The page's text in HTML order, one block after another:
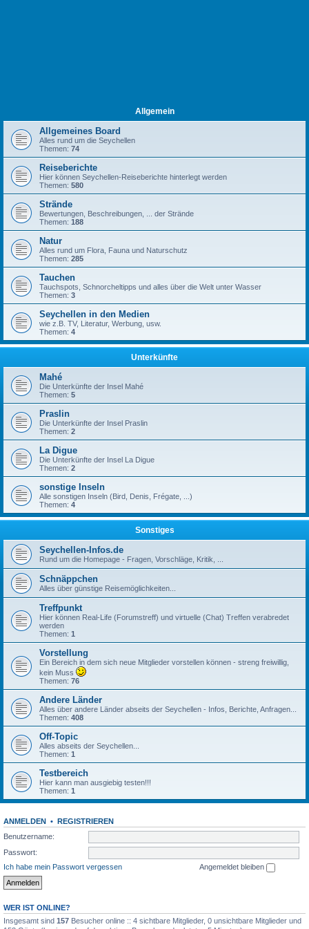
Allgemein
Allgemeines Board
Alles rund um die Seychellen
Themen: 74
Reiseberichte
Hier können Seychellen-Reiseberichte hinterlegt werden
Themen: 580
Strände
Bewertungen, Beschreibungen, ... der Strände
Themen: 188
Natur
Alles rund um Flora, Fauna und Naturschutz
Themen: 285
Tauchen
Tauchspots, Schnorcheltipps und alles über die Welt unter Wasser
Themen: 3
Seychellen in den Medien
wie z.B. TV, Literatur, Werbung, usw.
Themen: 4
Unterkünfte
Mahé
Die Unterkünfte der Insel Mahé
Themen: 5
Praslin
Die Unterkünfte der Insel Praslin
Themen: 2
La Digue
Die Unterkünfte der Insel La Digue
Themen: 2
sonstige Inseln
Alle sonstigen Inseln (Bird, Denis, Frégate, ...)
Themen: 4
Sonstiges
Seychellen-Infos.de
Rund um die Homepage - Fragen, Vorschläge, Kritik, ...
Schnäppchen
Alles über günstige Reisemöglichkeiten...
Treffpunkt
Hier können Real-Life (Forumstreff) und virtuelle (Chat) Treffen verabredet
werden
Themen: 1
Vorstellung
Ein Bereich in dem sich neue Mitglieder vorstellen können - streng freiwillig,
kein Muss
Themen: 76
Andere Länder
Alles über andere Länder abseits der Seychellen - Infos, Berichte, Anfragen...
Themen: 408
Off-Topic
Alles abseits der Seychellen...
Themen: 1
Testbereich
Hier kann man ausgiebig testen!!!
Themen: 1
ANMELDEN • REGISTRIEREN
Benutzername:
Passwort:
Ich habe mein Passwort vergessen
Angemeldet bleiben
WER IST ONLINE?
Insgesamt sind 157 Besucher online :: 4 sichtbare Mitglieder, 0 unsichtbare Mitglieder und